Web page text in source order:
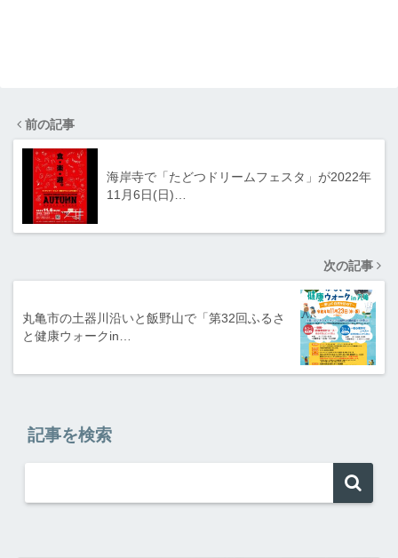
前の記事
海岸寺で「たどつドリームフェスタ」が2022年
11月6日(日)…
次の記事
丸亀市の土器川沿いと飯野山で「第32回ふるさ
と健康ウォークin…
記事を検索